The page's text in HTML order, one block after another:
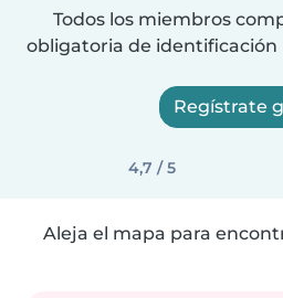
Todos los miembros
obligatoria de identificación
Regístrate
4,7 / 5
Aleja el mapa para